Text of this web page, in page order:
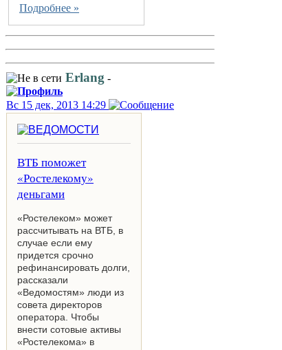
Подробнее »
Erlang -
Вс 15 дек, 2013 14:29
ВТБ поможет
«Ростелекому»
деньгами
«Ростелеком» может
рассчитывать на ВТБ, в
случае если ему
придется срочно
рефинансировать долги,
рассказали
«Ведомостям» люди из
совета директоров
оператора. Чтобы
внести сотовые активы
«Ростелекома» в